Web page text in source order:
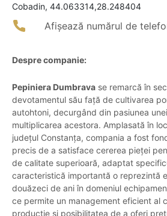
Cobadin, 44.063314,28.248404
Afișează numărul de
Despre companie:
Pepiniera Dumbrava se remarcă în
devotamentul său față de cultivarea
autohtoni, decurgând din pasiunea
multiplicarea acestora. Amplasată în
județul Constanța, compania a fost
precis de a satisface cererea pieței
de calitate superioară, adaptat
caracteristică importantă o reprezintă
douăzeci de ani în domeniul
ce permite un management eficient al
producție și posibilitatea de a oferi